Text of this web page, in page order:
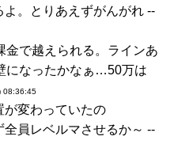
。とりあえずがんがれ --
金で越えられる。ラインあ
になったかなぁ…50万は
08:36:45
が変わっていたの
員レベルマさせるか～ --